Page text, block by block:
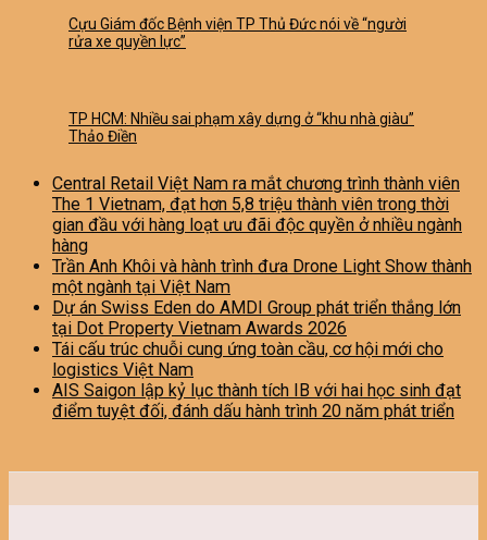
Cựu Giám đốc Bệnh viện TP Thủ Đức nói về “người
rửa xe quyền lực”
TP HCM: Nhiều sai phạm xây dựng ở “khu nhà giàu”
Thảo Điền
Central Retail Việt Nam ra mắt chương trình thành viên
The 1 Vietnam, đạt hơn 5,8 triệu thành viên trong thời
gian đầu với hàng loạt ưu đãi độc quyền ở nhiều ngành
hàng
Trần Anh Khôi và hành trình đưa Drone Light Show thành
một ngành tại Việt Nam
Dự án Swiss Eden do AMDI Group phát triển thắng lớn
tại Dot Property Vietnam Awards 2026
Tái cấu trúc chuỗi cung ứng toàn cầu, cơ hội mới cho
logistics Việt Nam
AIS Saigon lập kỷ lục thành tích IB với hai học sinh đạt
điểm tuyệt đối, đánh dấu hành trình 20 năm phát triển